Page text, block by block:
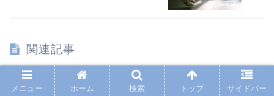
関連記事
幸せ
30代がお金をたくさん使ってみた結果【外食からカ
メニュー ホーム 検索 トップ サイドバー